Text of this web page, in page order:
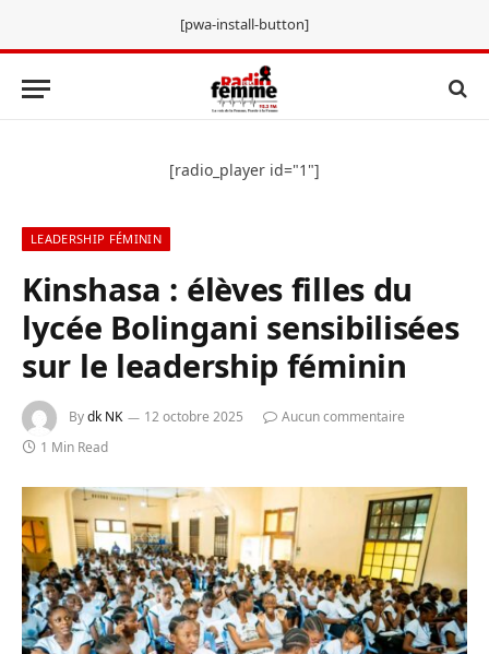
[pwa-install-button]
[radio_player id="1"]
LEADERSHIP FÉMININ
Kinshasa : élèves filles du
lycée Bolingani sensibilisées
sur le leadership féminin
Bydk NK 12 octobre 2025
Aucun commentaire
1 Min Read